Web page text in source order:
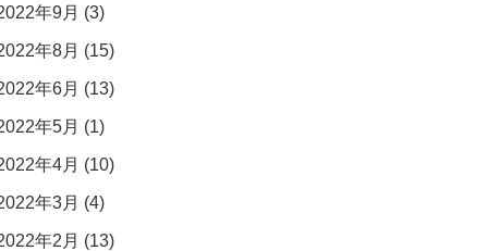
年9月 (3)
年8月 (15)
年6月 (13)
年5月 (1)
年4月 (10)
年3月 (4)
年2月 (13)